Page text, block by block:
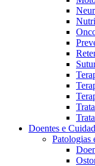
Cuidados
Vagas disponíveis
Descubra as
Doentes e
Patologias